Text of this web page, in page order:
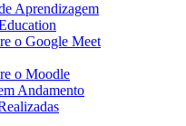
Aprendizagem
o Google Meet
o Moodle
Andamento